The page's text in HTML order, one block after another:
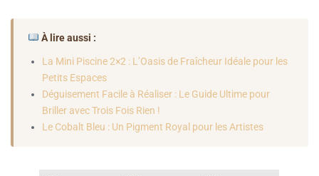
À lire aussi :
La Mini Piscine 2×2 : L’Oasis de Fraîcheur Idéale pour les
Petits Espaces
Déguisement Facile à Réaliser : Le Guide Ultime pour
Briller avec Trois Fois Rien !
Le Cobalt Bleu : Un Pigment Royal pour les Artistes